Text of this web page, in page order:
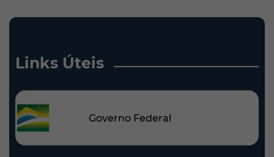
Links Úteis
Governo Federal